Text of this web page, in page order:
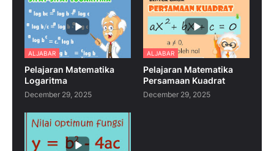
ALJABAR
Pelajaran Matematika
Logaritma
December 29, 2025
ALJABAR
Pelajaran Matematika
Persamaan Kuadrat
December 29, 2025